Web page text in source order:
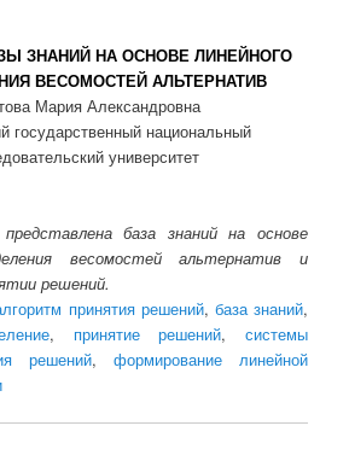
ЗНАНИЙ НА ОСНОВЕ ЛИНЕЙНОГО
ВЕСОМОСТЕЙ АЛЬТЕРНАТИВ
Мария Александровна
государственный национальный
университет
база знаний на основе
весомостей альтернатив и
решений.
принятия решений, база знаний,
, принятие решений, системы
решений, формирование линейной